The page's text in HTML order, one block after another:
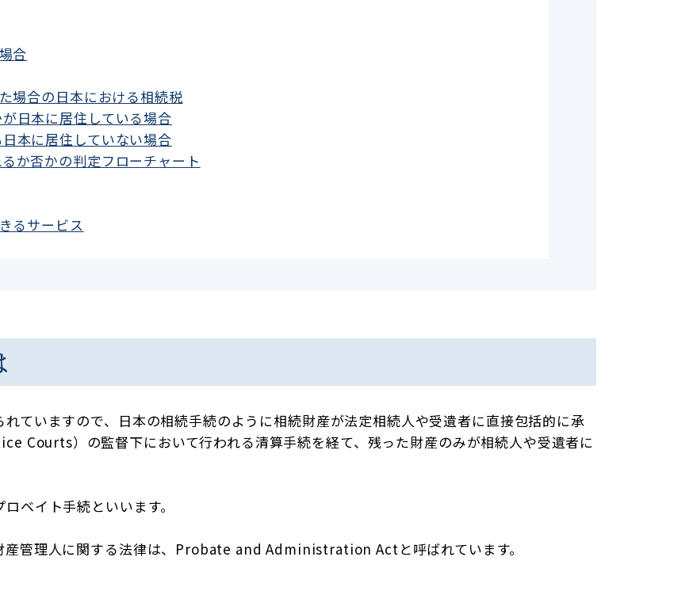
合
場合の日本における相続税
日本に居住している場合
本に居住していない場合
か否かの判定フローチャート
るサービス
ていますので、日本の相続手続のように相続財産が法定相続人や受遺者に直接包括的に承
Courts）の監督下において行われる清算手続を経て、残った財産のみが相続人や受遺者に
ベイト手続といいます。
産管理人に関する法律は、Probate and Administration Actと呼ばれています。